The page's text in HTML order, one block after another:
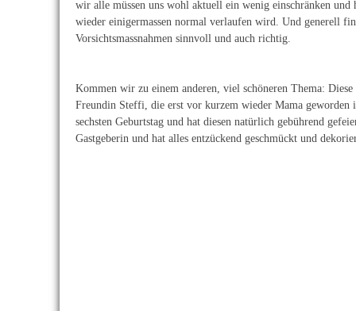
wir alle müssen uns wohl aktuell ein wenig einschränken und
wieder einigermassen normal verlaufen wird. Und generell
Vorsichtsmassnahmen sinnvoll und auch richtig.
Kommen wir zu einem anderen, viel schöneren Thema:
Freundin Steffi, die erst vor kurzem wieder Mama geworden
sechsten Geburtstag und hat diesen natürlich gebührend
Gastgeberin und hat alles entzückend geschmückt und